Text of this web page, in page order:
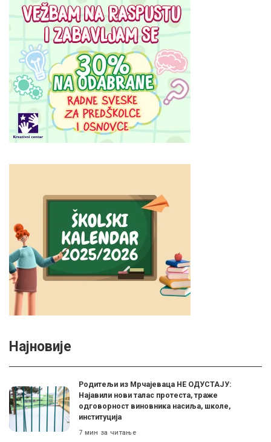
Најновије
Родитељи из Мрчајеваца НЕ ОДУСТАЈУ:
Најавили нови талас протеста, траже
одговорност виновника насиља, школе,
институција
7 мин за читање